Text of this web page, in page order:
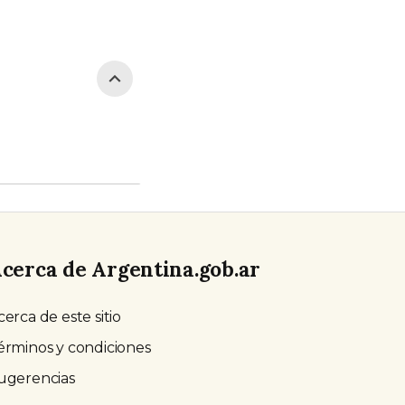
de Argentina.gob.ar
de este sitio
y condiciones